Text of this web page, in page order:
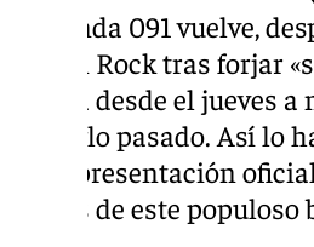
La banda 091 vuelve,
Zaidín Rock tras forjar
espera desde el jueves
del siglo pasado. Así lo
en la presentación
fiestas de este populoso